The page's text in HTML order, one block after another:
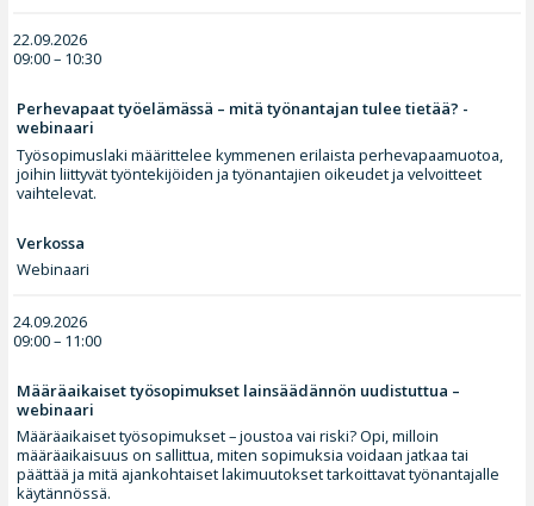
22.09.2026
09:00 – 10:30
Perhevapaat työelämässä – mitä työnantajan tulee tietää? -
webinaari
Työsopimuslaki määrittelee kymmenen erilaista perhevapaamuotoa,
joihin liittyvät työntekijöiden ja työnantajien oikeudet ja velvoitteet
vaihtelevat.
Verkossa
Webinaari
24.09.2026
09:00 – 11:00
Määräaikaiset työsopimukset lainsäädännön uudistuttua –
webinaari
Määräaikaiset työsopimukset – joustoa vai riski? Opi, milloin
määräaikaisuus on sallittua, miten sopimuksia voidaan jatkaa tai
päättää ja mitä ajankohtaiset lakimuutokset tarkoittavat työnantajalle
käytännössä.